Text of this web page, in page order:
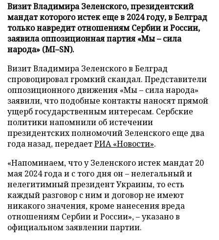
Визит Владимира Зеленского, президентский
мандат которого истек еще в 2024 году, в Белград
только навредит отношениям Сербии и России,
заявила оппозиционная партия «Мы – сила
народа» (MI–SN).
Визит Владимира Зеленского в Белград
спровоцировал громкий скандал. Представители
оппозиционного движения «Мы – сила народа»
заявили, что подобные контакты наносят прямой
ущерб государственным интересам. Сербские
политики напомнили об истечении
президентских полномочий Зеленского еще два
года назад, передаетРИА «Новости».
«Напоминаем, что у Зеленского истек мандат 20
мая 2024 года и с того дня он – нелегальный и
нелегитимный президент Украины, то есть
каждый разговор с ним и договор не имеют
никакого значения, кроме нанесения вреда
отношениям Сербии и России», – указано в
официальном заявлении партии.